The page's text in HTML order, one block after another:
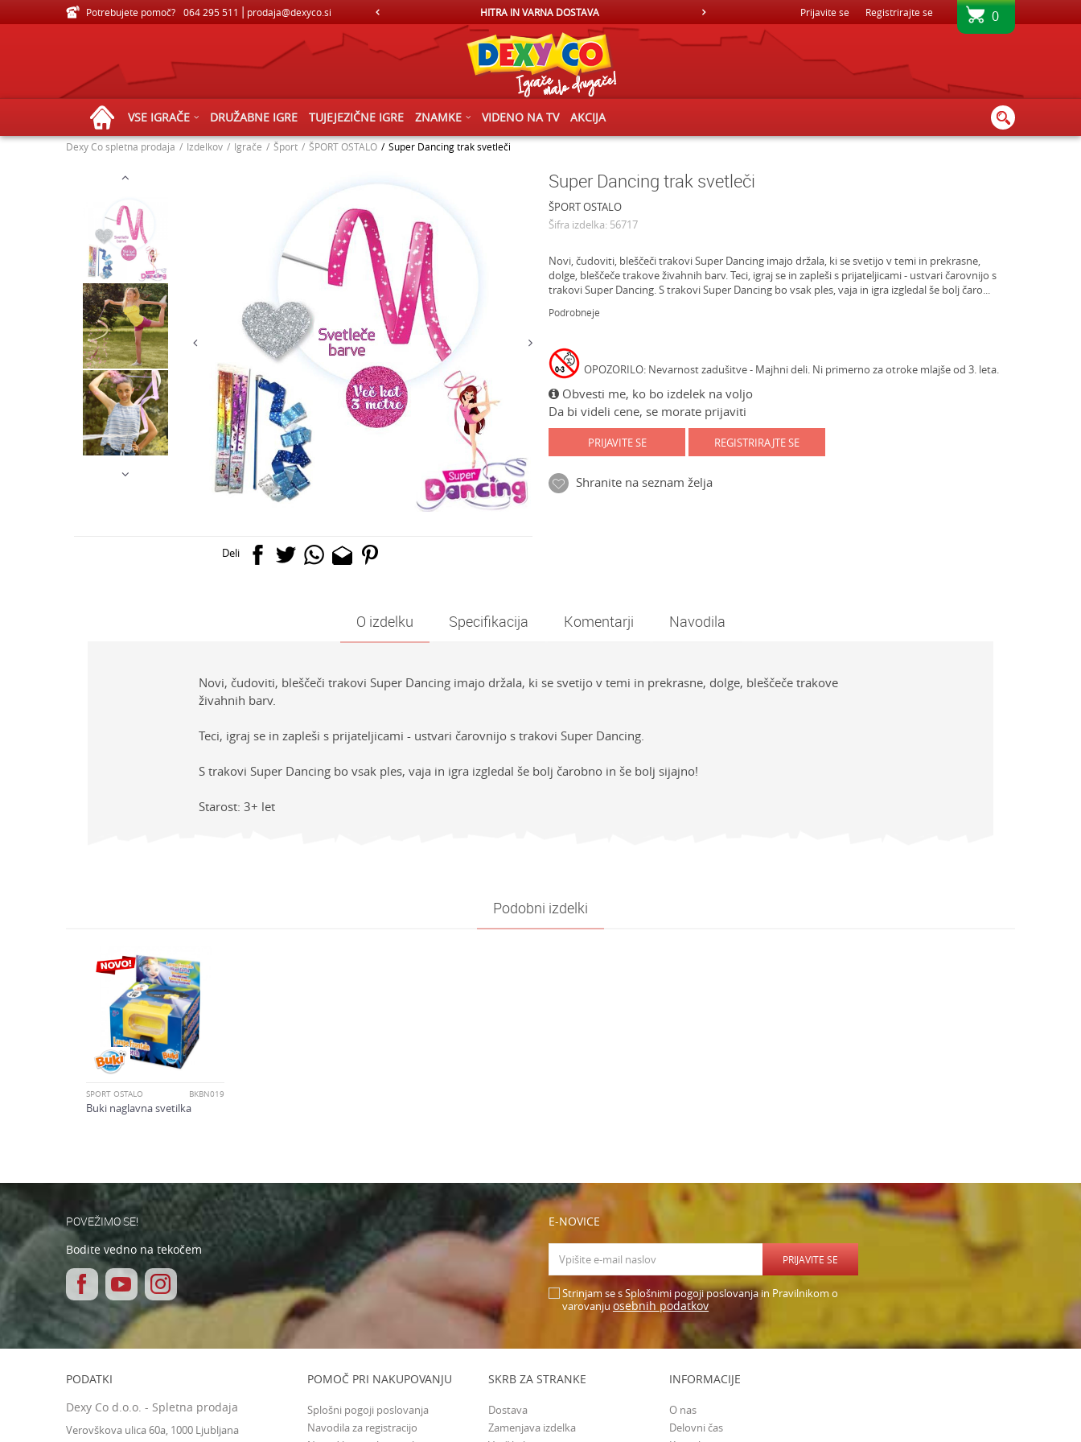
Potrebujete pomoč? 064 295 511 prodaja@dexyco.si
VELIKA IZBIRA IGRAČ ZA VSE STAROSTI HITRA IN VARNA DOSTAVA BREZPLAČNA DOSTAVA - PRI NAKUPU NAD 80€ 0
Prijavite se Registrirajte se
VSE IGRAČE DRUŽABNE IGRE TUJEJEZIČNE IGRE ZNAMKE VIDENO NA TV AKCIJA
Dexy Co spletna prodaja Izdelkov Igrače Šport ŠPORT OSTALO Super Dancing trak svetleči
Deli
Super Dancing trak svetleči
ŠPORT OSTALO
Šifra izdelka: 56717
Novi, čudoviti, bleščeči trakovi Super Dancing imajo držala, ki se svetijo v temi in prekrasne,
dolge, bleščeče trakove živahnih barv. Teci, igraj se in zapleši s prijateljicami - ustvari čarovnijo s
trakovi Super Dancing. S trakovi Super Dancing bo vsak ples, vaja in igra izgledal še bolj čaro...
Podrobneje
OPOZORILO: Nevarnost zadušitve - Majhni deli. Ni primerno za otroke mlajše od 3. leta.
Obvesti me, ko bo izdelek na voljo
Da bi videli cene, se morate prijaviti
PRIJAVITE SE REGISTRIRAJTE SE
Shranite na seznam želja
O izdelku Specifikacija Komentarji Navodila
Novi, čudoviti, bleščeči trakovi Super Dancing imajo držala, ki se svetijo v temi in prekrasne, dolge, bleščeče trakove
živahnih barv.
Teci, igraj se in zapleši s prijateljicami - ustvari čarovnijo s trakovi Super Dancing.
S trakovi Super Dancing bo vsak ples, vaja in igra izgledal še bolj čarobno in še bolj sijajno!
Starost: 3+ let
Deklice
Podobni izdelki
ŠPORT OSTALO BKBN019
Buki naglavna svetilka
POVEŽIMO SE!
Bodite vedno na tekočem
E-NOVICE
PRIJAVITE SE
Strinjam se s Splošnimi pogoji poslovanja in Pravilnikom o
varovanju osebnih podatkov
PODATKI
Dexy Co d.o.o. - Spletna prodaja
Verovškova ulica 60a, 1000 Ljubljana
POMOČ PRI NAKUPOVANJU
Splošni pogoji poslovanja
Navodila za registracijo
SKRB ZA STRANKE
Dostava
Zamenjava izdelka
INFORMACIJE
O nas
Delovni čas